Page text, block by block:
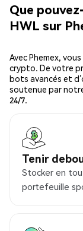
Que
HWL sur
Avec Phemex,
crypto. De votre
bots avancés et
soutenue par
24/7.
Tenir
Stocker en
portefeuille